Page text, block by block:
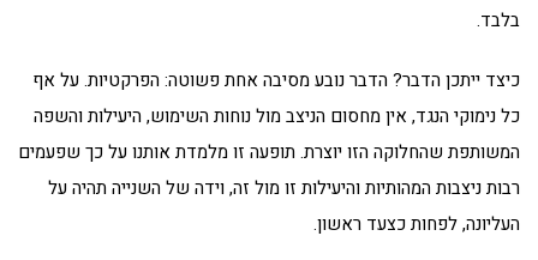
בלבד.
כיצד ייתכן הדבר? הדבר נובע מסיבה אחת פשוטה: הפרקטיות. על אף
כל נימוקי הנגד, אין מחסום הניצב מול נוחות השימוש, היעילות והשפה
המשותפת שהחלוקה הזו יוצרת. תופעה זו מלמדת אותנו על כך שפעמים
רבות ניצבות המהותיות והיעילות זו מול זה, וידה של השנייה תהיה על
העליונה, לפחות כצעד ראשון.